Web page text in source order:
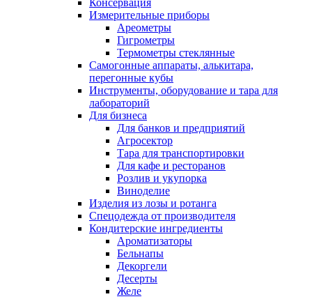
Консервация
Измерительные приборы
Ареометры
Гигрометры
Термометры стеклянные
Самогонные аппараты, алькитара,
перегонные кубы
Инструменты, оборудование и тара для
лабораторий
Для бизнеса
Для банков и предприятий
Агросектор
Тара для транспортировки
Для кафе и ресторанов
Розлив и укупорка
Виноделие
Изделия из лозы и ротанга
Спецодежда от производителя
Кондитерские ингредиенты
Ароматизаторы
Бельнапы
Декоргели
Десерты
Желe